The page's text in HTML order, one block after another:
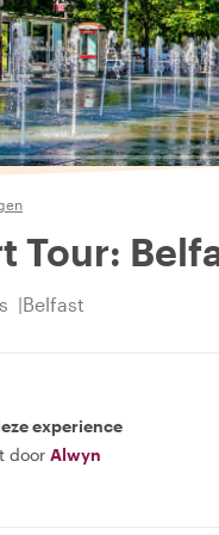
Tour:
Belfast
experience
door Alwyn